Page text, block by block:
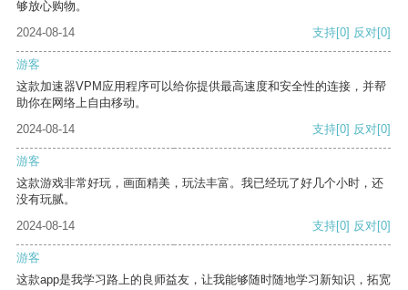
够放心购物。
2024-08-14
支持[0] 反对[0]
游客
这款加速器VPM应用程序可以给你提供最高速度和安全性的连接，并帮
助你在网络上自由移动。
2024-08-14
支持[0] 反对[0]
游客
这款游戏非常好玩，画面精美，玩法丰富。我已经玩了好几个小时，还
没有玩腻。
2024-08-14
支持[0] 反对[0]
游客
这款app是我学习路上的良师益友，让我能够随时随地学习新知识，拓宽